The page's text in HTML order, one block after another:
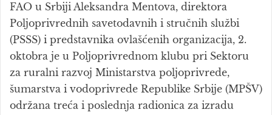
FAO u Srbiji Aleksandra Mentova, direktora
Poljoprivrednih savetodavnih i stručnih službi
(PSSS) i predstavnika ovlašćenih organizacija, 2.
oktobra je u Poljoprivrednom klubu pri Sektoru
za ruralni razvoj Ministarstva poljoprivrede,
šumarstva i vodoprivrede Republike Srbije (MPŠV)
održana treća i poslednja radionica za izradu